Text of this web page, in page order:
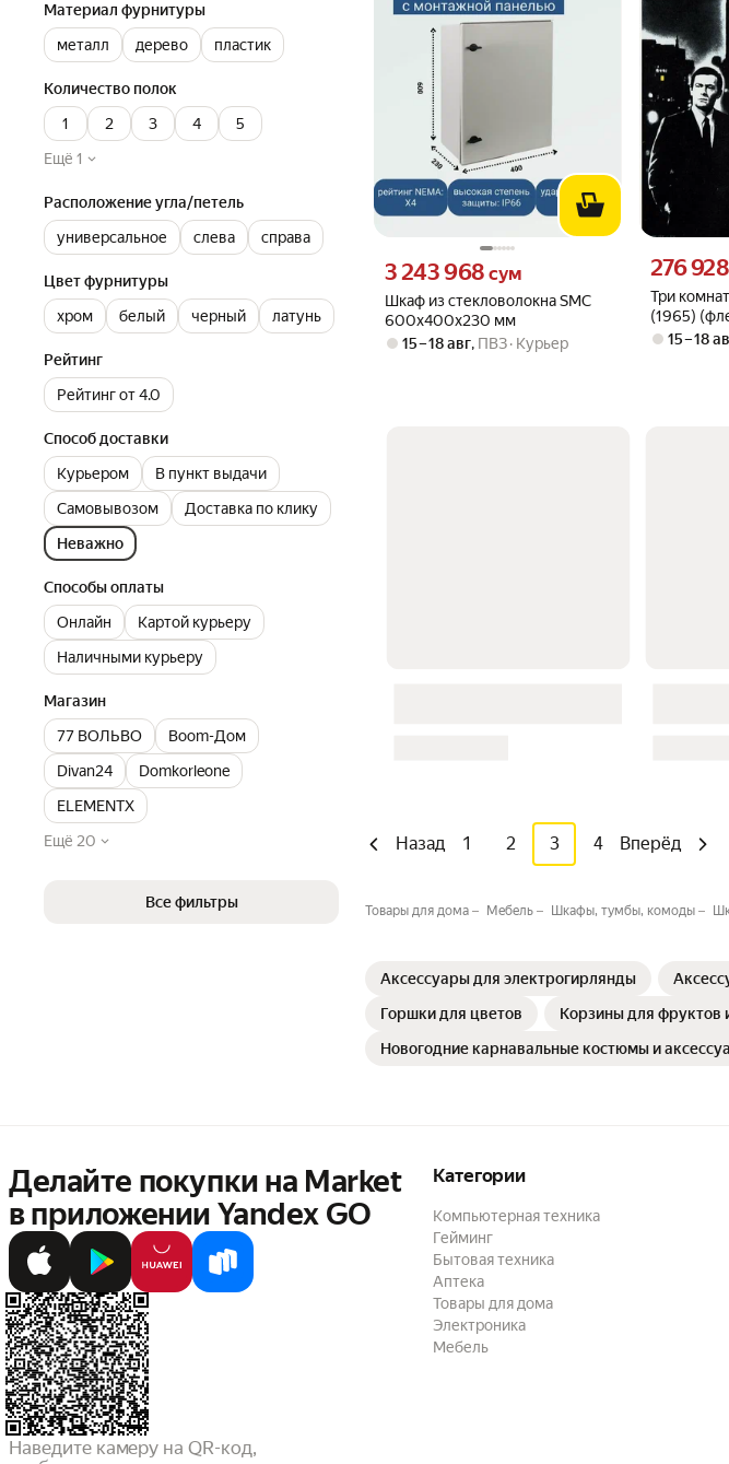
Материал фурнитуры
металл
дерево пластик
Количество полок
1
2 3 4
5
Ещё 1
Расположение угла/петель
универсальное
слева справа
Цвет фурнитуры
хром
белый черный латунь
Рейтинг
Рейтинг от 4.0
Способ доставки
Курьером
В пункт выдачи
Самовывозом
Доставка по клику
Неважно
Способы оплаты
Онлайн
Картой курьеру
Наличными курьеру
Магазин
77 ВОЛЬВО
Boom-Дом
Divan24
Domkorleone
ELEMENTX
Ещё 20
Все фильтры
Шкаф из стекловолокна SMC
600х400х230 мм
Цена 3243968 сум вместо
3 243 968 сум
15 – 18 авг, ПВЗ Курьер
Три
(1965)
Цена 276928
276 928
15 – 18
Назад 1 2 3 4 Вперёд
Товары для дома Мебель Шкафы, тумбы, комоды
Аксессуары для электрогирлянды
Горшки для цветов
Корзины для фруктов
Новогодние карнавальные костюмы и
Делайте покупки на Market
в приложении Yandex GO
Наведите камеру на QR-код,
Категории
Компьютерная техника
Гейминг
Бытовая техника
Аптека
Товары для дома
Электроника
Мебель